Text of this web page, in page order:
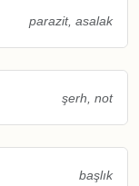
parazit, asalak
şerh, not
başlık